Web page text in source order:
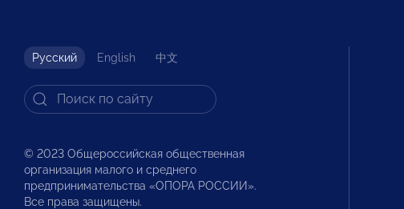
Русский English 中文
© 2023 Общероссийская общественная
организация малого и среднего
предпринимательства «ОПОРА РОССИИ».
Все права защищены.